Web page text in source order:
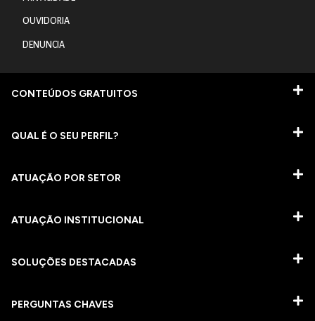
OUVIDORIA
DENUNCIA
CONTEÚDOS GRATUITOS
QUAL É O SEU PERFIL?
ATUAÇÃO POR SETOR
ATUAÇÃO INSTITUCIONAL
SOLUÇÕES DESTACADAS
PERGUNTAS CHAVES​